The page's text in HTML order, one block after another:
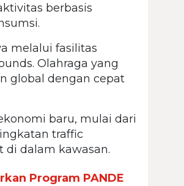
berbasis
melalui fasilitas
Olahraga yang
global dengan cepat
baru, mulai dari
traffic
dalam kawasan.
Program PANDE